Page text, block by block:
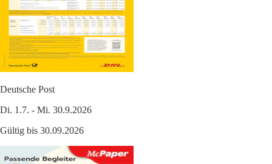
Deutsche Post
Di. 1.7. - Mi. 30.9.2026
Gültig bis 30.09.2026